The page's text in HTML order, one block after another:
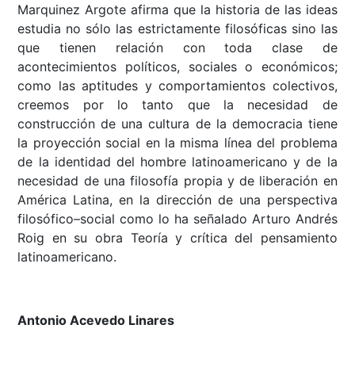
Marquinez Argote afirma que la historia de las ideas
estudia no sólo las estrictamente filosóficas sino las
que tienen relación con toda clase de
acontecimientos políticos, sociales o económicos;
como las aptitudes y comportamientos colectivos,
creemos por lo tanto que la necesidad de
construcción de una cultura de la democracia tiene
la proyección social en la misma línea del problema
de la identidad del hombre latinoamericano y de la
necesidad de una filosofía propia y de liberación en
América Latina, en la dirección de una perspectiva
filosófico–social como lo ha señalado Arturo Andrés
Roig en su obra Teoría y crítica del pensamiento
latinoamericano.
Antonio Acevedo Linares